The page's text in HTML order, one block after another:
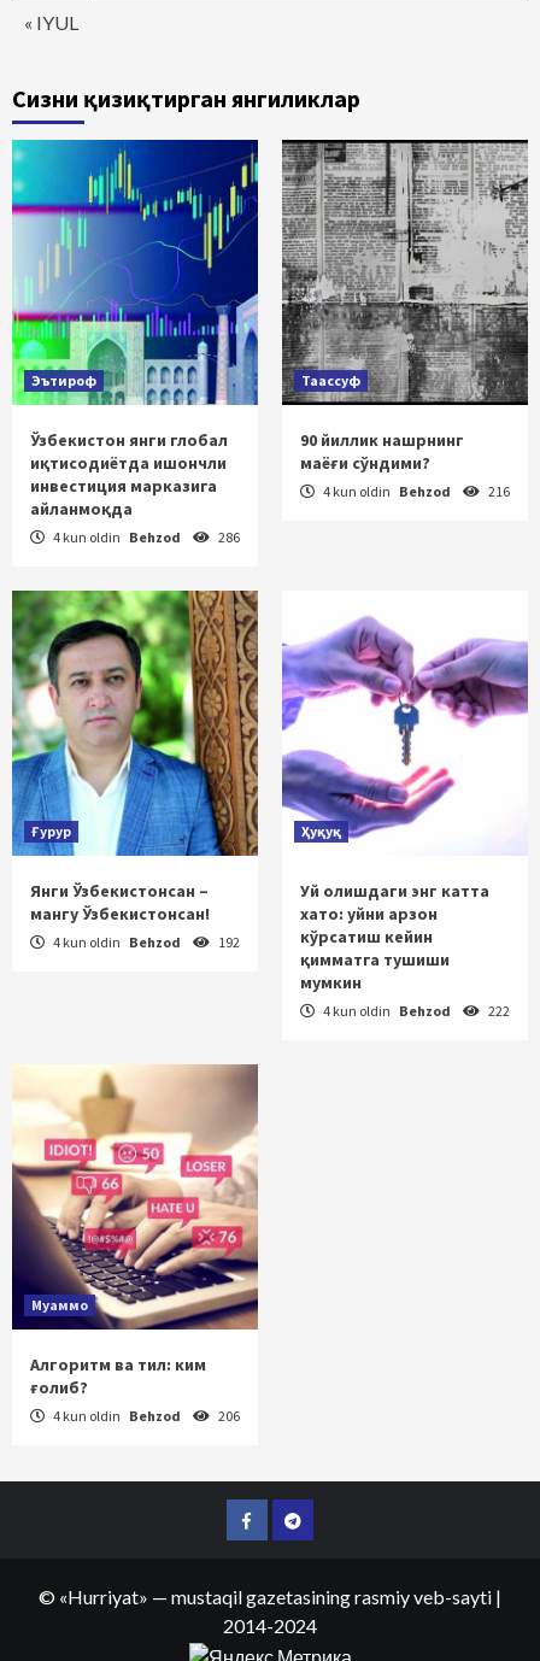
« IYUL
Сизни қизиқтирган янгиликлар
Эътироф
Ўзбекистон янги глобал
иқтисодиётда ишончли
инвестиция марказига
айланмоқда
4 kun oldin Behzod 286
Таассуф
90 йиллик нашрнинг
маёғи сўндими?
4 kun oldin Behzod 216
Ғурур
Янги Ўзбекистонсан –
мангу Ўзбекистонсан!
4 kun oldin Behzod 192
Ҳуқуқ
Уй олишдаги энг катта
хато: уйни арзон
кўрсатиш кейин
қимматга тушиши
мумкин
4 kun oldin Behzod 222
Муаммо
Алгоритм ва тил: ким
ғолиб?
4 kun oldin Behzod 206
FacebookTelegram
© «Hurriyat» — mustaqil gazetasining rasmiy veb-sayti |
2014-2024